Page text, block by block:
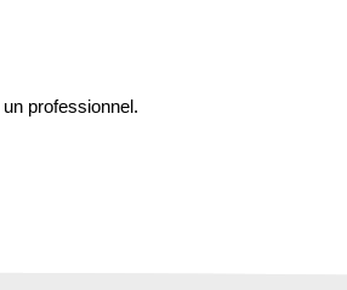
professionnel.